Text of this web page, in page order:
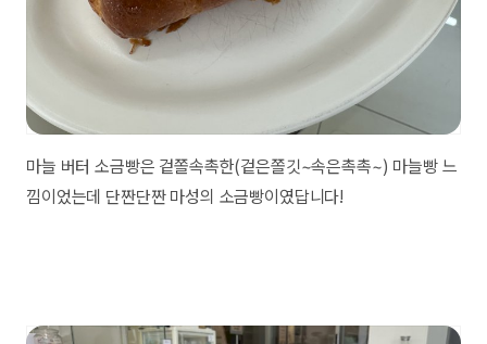
마늘 버터 소금빵은 겉쫄속촉한(겉은쫄깃~속은촉촉~) 마늘빵 느
낌이었는데 단짠단짠 마성의 소금빵이였답니다!